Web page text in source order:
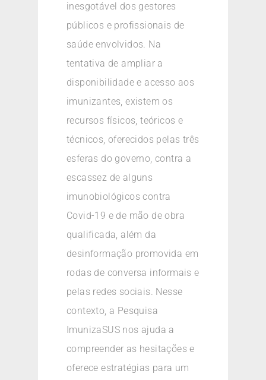
inesgotável dos gestores
públicos e profissionais de
saúde envolvidos. Na
tentativa de ampliar a
disponibilidade e acesso aos
imunizantes, existem os
recursos físicos, teóricos e
técnicos, oferecidos pelas três
esferas do governo, contra a
escassez de alguns
imunobiológicos contra
Covid-19 e de mão de obra
qualificada, além da
desinformação promovida em
rodas de conversa informais e
pelas redes sociais. Nesse
contexto, a Pesquisa
ImunizaSUS nos ajuda a
compreender as hesitações e
oferece estratégias para um